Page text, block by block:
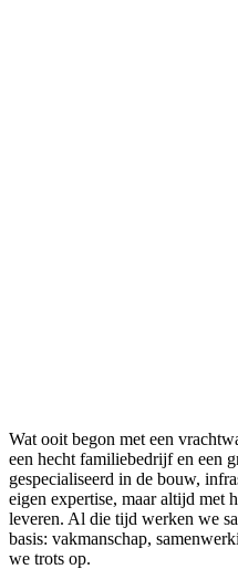
Wat ooit begon met een
een hecht familiebedrijf en een
gespecialiseerd in de bouw,
eigen expertise, maar altijd met
leveren. Al die tijd werken we
basis: vakmanschap,
we trots op.